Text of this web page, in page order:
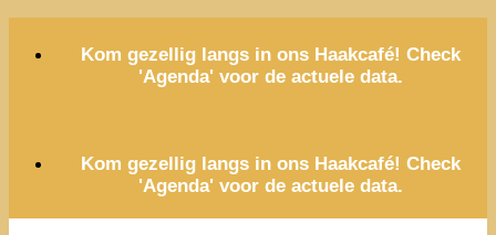
Kom gezellig langs in ons Haakcafé! Check
'Agenda' voor de actuele data.
Kom gezellig langs in ons Haakcafé! Check
'Agenda' voor de actuele data.